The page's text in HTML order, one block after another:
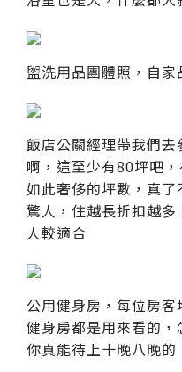
盥洗用品團體照，自
飯店公關經理帶我們
啊，這至少有80坪吧
如此奢侈的坪數，真
驚人，住越長折扣越
人較適合
公用健身房，每位房客
健身房都是用來看的
你真能待上十晚八晚的